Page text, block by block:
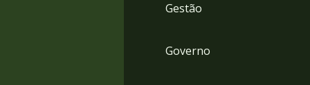
Gestão
Governo